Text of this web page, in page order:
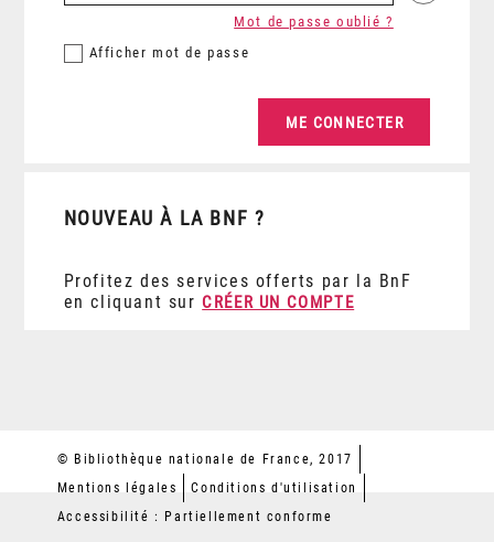
Afficher mot de passe
Mot de passe oublié ?
NOUVEAU À LA BNF ?
Profitez des services offerts par la BnF
en cliquant sur CRÉER UN COMPTE
© Bibliothèque nationale de France, 2017
Mentions légales
Conditions d'utilisation
Accessibilité : Partiellement conforme